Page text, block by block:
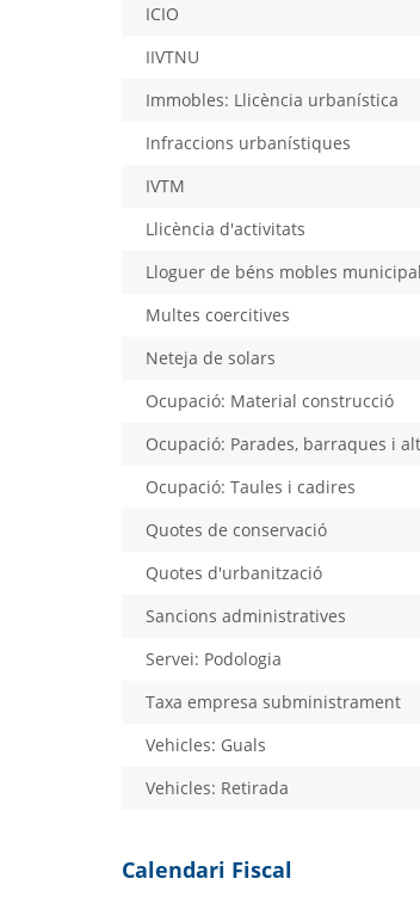
ICIO
IIVTNU
Immobles: Llicència urbanística
Infraccions urbanístiques
IVTM
Llicència d'activitats
Lloguer de béns mobles
Multes coercitives
Neteja de solars
Ocupació: Material construcció
Ocupació: Parades, barraques i
Ocupació: Taules i cadires
Quotes de conservació
Quotes d'urbanització
Sancions administratives
Servei: Podologia
Taxa empresa subministrament
Vehicles: Guals
Vehicles: Retirada
Calendari Fiscal